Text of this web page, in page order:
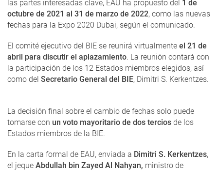
las partes interesadas clave, EAU ha propuesto del 1 de
octubre de 2021 al 31 de marzo de 2022, como las nuevas
fechas para la Expo 2020 Dubai, según el comunicado.
El comité ejecutivo del BIE se reunirá virtualmente el 21 de
abril para discutir el aplazamiento. La reunión contará con
la participación de los 12 Estados miembros elegidos, así
como del Secretario General del BIE, Dimitri S. Kerkentzes.
La decisión final sobre el cambio de fechas solo puede
tomarse con un voto mayoritario de dos tercios de los
Estados miembros de la BIE.
En la carta formal de EAU, enviada a Dimitri S. Kerkentzes,
el jeque Abdullah bin Zayed Al Nahyan, ministro de